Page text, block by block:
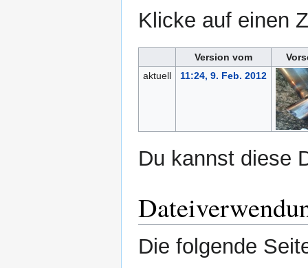
Klicke auf einen
Version vom
aktuell
11:24, 9. Feb. 2012
Du kannst diese
Die folgende